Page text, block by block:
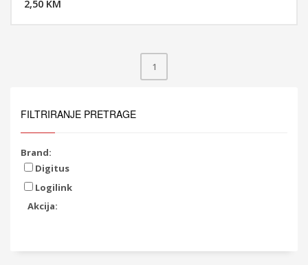
2,50 KM
1
FILTRIRANJE PRETRAGE
Brand:
Digitus
Logilink
Akcija: